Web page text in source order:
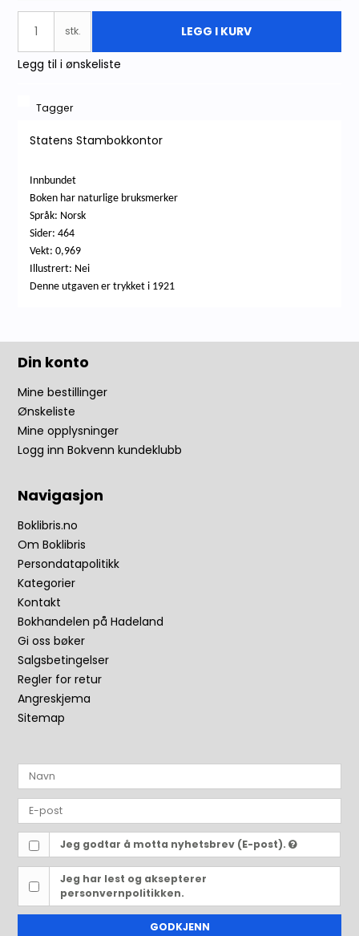
stk. LEGG I KURV
Legg til i ønskeliste
Tagger
Statens Stambokkontor
Innbundet
Boken har naturlige bruksmerker
Språk: Norsk
Sider: 464
Vekt: 0,969
Illustrert: Nei
Denne utgaven er trykket i 1921
Din konto
Mine bestillinger
Ønskeliste
Mine opplysninger
Logg inn Bokvenn kundeklubb
Navigasjon
Boklibris.no
Om Boklibris
Persondatapolitikk
Kategorier
Kontakt
Bokhandelen på Hadeland
Gi oss bøker
Salgsbetingelser
Regler for retur
Angreskjema
Sitemap
Jeg godtar å motta nyhetsbrev (E-post).
Jeg har lest og aksepterer
personvernpolitikken.
GODKJENN